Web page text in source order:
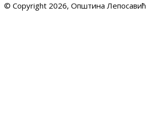
© Copyright 2026, Општина Лепосавић